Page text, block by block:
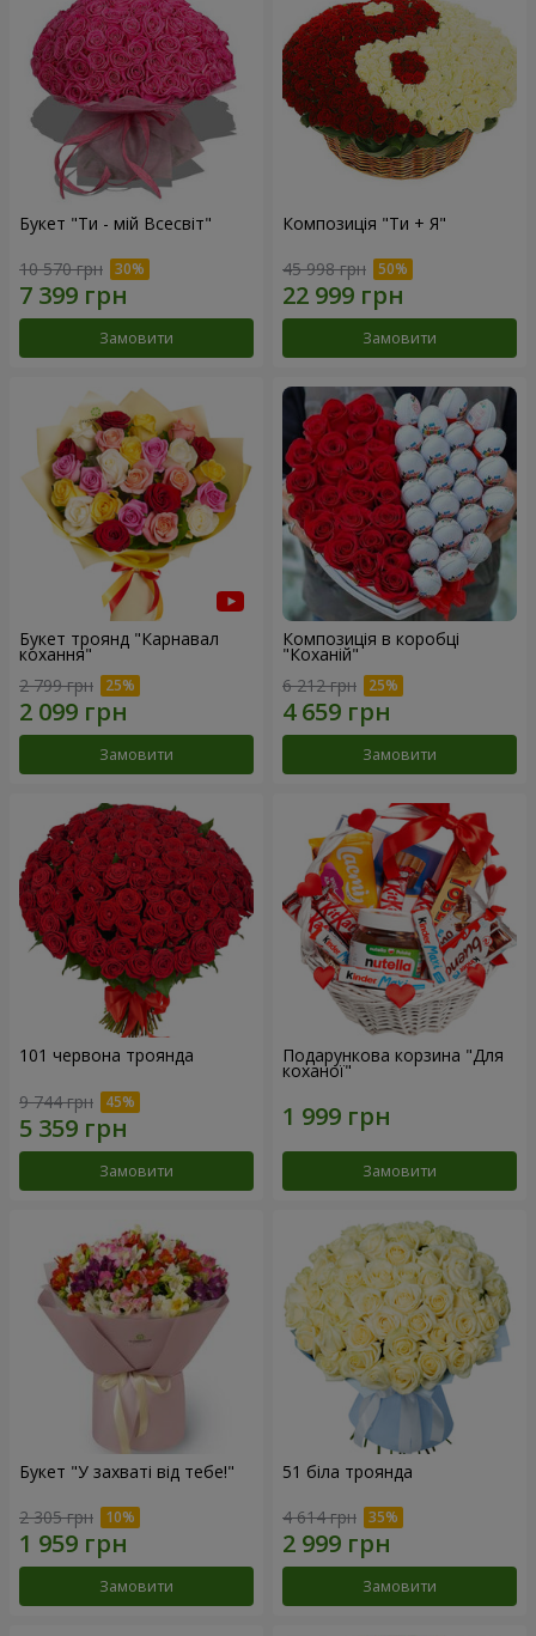
Букет "Ти - мій Всесвіт"
10 570 грн
Замовити
Композиція "Ти + Я"
45 998 грн
Замовити
Букет троянд "Карнавал
кохання"
2 799 грн
Замовити
Композиція в коробці
"Коханій"
6 212 грн
Замовити
101 червона троянда
9 744 грн
Замовити
Подарункова корзина "Для
коханої"
Замовити
Букет "У захваті від тебе!"
2 305 грн
Замовити
51 біла троянда
4 614 грн
Замовити